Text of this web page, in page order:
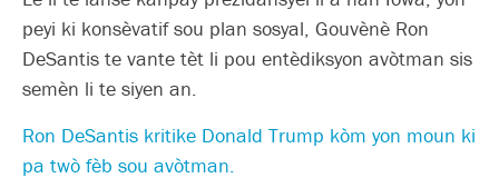
peyi ki konsèvatif sou plan sosyal, Gouvènè Ron
DeSantis te vante tèt li pou entèdiksyon avòtman sis
semèn li te siyen an.
Ron DeSantis kritike Donald Trump kòm yon moun ki
pa twò fèb sou avòtman.